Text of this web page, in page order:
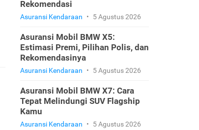
Rekomendasi
Asuransi Kendaraan • 5 Agustus 2026
Asuransi Mobil BMW X5:
Estimasi Premi, Pilihan Polis, dan
Rekomendasinya
Asuransi Kendaraan • 5 Agustus 2026
Asuransi Mobil BMW X7: Cara
Tepat Melindungi SUV Flagship
Kamu
Asuransi Kendaraan • 5 Agustus 2026